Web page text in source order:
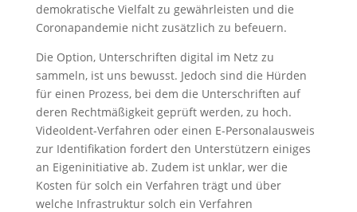
demokratische Vielfalt zu gewährleisten und die
Coronapandemie nicht zusätzlich zu befeuern.
Die Option, Unterschriften digital im Netz zu
sammeln, ist uns bewusst. Jedoch sind die Hürden
für einen Prozess, bei dem die Unterschriften auf
deren Rechtmäßigkeit geprüft werden, zu hoch.
VideoIdent-Verfahren oder einen E-Personalausweis
zur Identifikation fordert den Unterstützern einiges
an Eigeninitiative ab. Zudem ist unklar, wer die
Kosten für solch ein Verfahren trägt und über
welche Infrastruktur solch ein Verfahren